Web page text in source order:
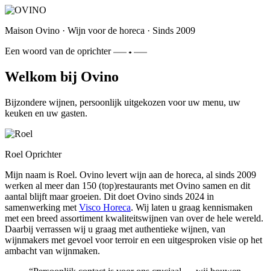
Maison Ovino · Wijn voor de horeca · Sinds 2009
Een woord van de oprichter
Welkom bij Ovino
Bijzondere wijnen, persoonlijk uitgekozen voor uw menu, uw
keuken en uw gasten.
Roel Oprichter
Mijn naam is Roel. Ovino levert wijn aan de horeca, al sinds 2009
werken al meer dan 150 (top)restaurants met Ovino samen en dit
aantal blijft maar groeien. Dit doet Ovino sinds 2024 in
samenwerking met Visco Horeca. Wij laten u graag kennismaken
met een breed assortiment kwaliteitswijnen van over de hele wereld.
Daarbij verrassen wij u graag met authentieke wijnen, van
wijnmakers met gevoel voor terroir en een uitgesproken visie op het
ambacht van wijnmaken.